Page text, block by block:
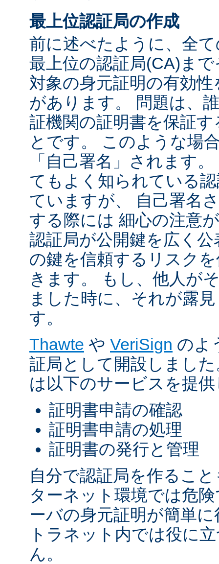
最上位認証局の作成
前に述べたように、全
最上位の認証局(CA)ま
対象の身元証明の有効
があります。 問題は、
証機関の証明書を保証
とです。 このような場
「自己署名」されます
てもよく知られている
ていますが、 自己署名
する際には 細心の注意
認証局が公開鍵を広く
の鍵を信頼するリスク
きます。 もし、他人が
ました時に、それが露
す。
Thawte や VeriSign のよ
証局として開設しまし
は以下のサービスを提
証明書申請の確認
証明書申請の処理
証明書の発行と管理
自分で認証局を作るこ
ターネット環境では危
ーバの身元証明が簡単
トラネット内では役に
ん。